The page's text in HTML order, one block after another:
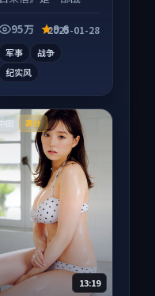
度高，适合配弹幕
95万 9.6
2025-01-28
军事
战争
纪实风
国 高分
13:19